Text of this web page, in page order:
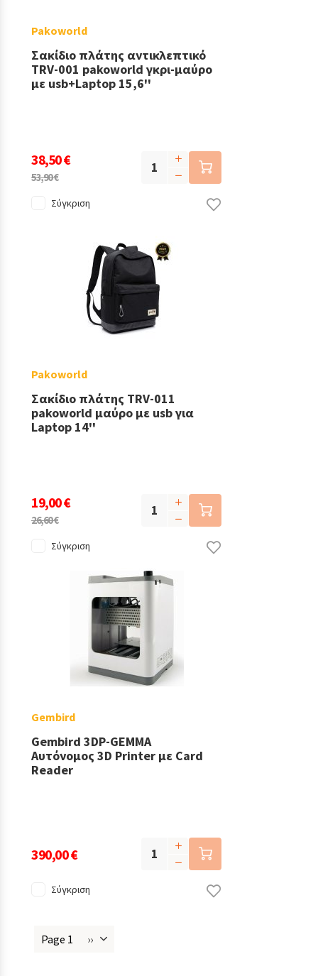
Pakoworld
Σακίδιο πλάτης αντικλεπτικό
TRV-001 pakoworld γκρι-μαύρο
με usb+Laptop 15,6''
38,50 €
53,90 €
Σύγκριση
Pakoworld
Σακίδιο πλάτης TRV-011
pakoworld μαύρο με usb για
Laptop 14''
19,00 €
26,60 €
Σύγκριση
Gembird
Gembird 3DP-GEMMA
Αυτόνομος 3D Printer με Card
Reader
390,00 €
Σύγκριση
Page 1
Next
››